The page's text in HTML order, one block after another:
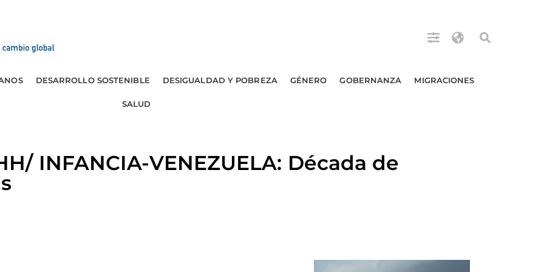
DESARROLLO SOSTENIBLE DESIGUALDAD Y POBREZA GÉNERO GOBERNANZA MIGRACIONES
SALUD
INFANCIA-VENEZUELA: Década de